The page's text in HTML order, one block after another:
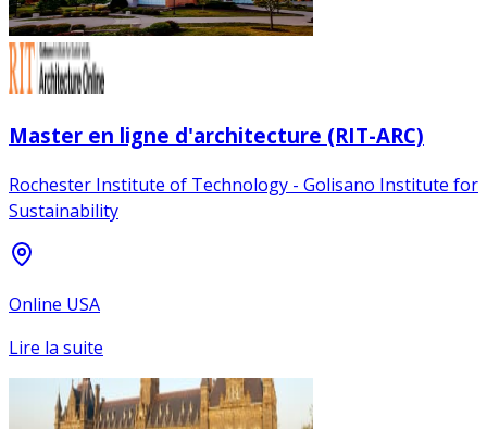
Master en ligne d'architecture (RIT-ARC)
Rochester Institute of Technology - Golisano Institute for
Sustainability
Online USA
Lire la suite